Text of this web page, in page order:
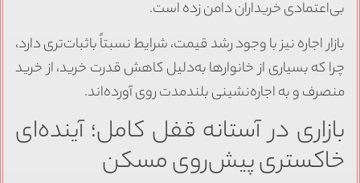
بی‌اعتمادی خریداران دامن زده است.
بازار اجاره نیز با وجود رشد قیمت، شرایط نسبتاً باثبات‌تری دارد،
چرا که بسیاری از خانوارها به‌دلیل کاهش قدرت خرید، از خرید
منصرف و به اجاره‌نشینی بلندمدت روی آورده‌اند.
بازاری در آستانه قفل کامل؛ آینده‌ای
خاکستری پیش‌روی مسکن